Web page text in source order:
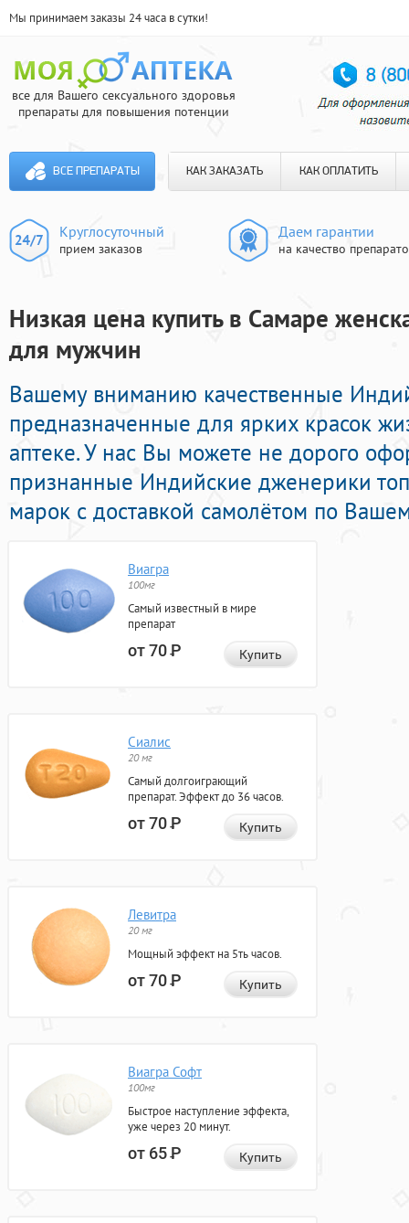
Мы принимаем заказы 24 часа в сутки!
все для Вашего сексуального здоровья
препараты для повышения потенции
ВСЕ ПРЕПАРАТЫ КАК ЗАКАЗАТЬ КАК ОПЛАТИТЬ
Круглосуточный
прием заказов
Даем гарантии
на качество
Низкая цена купить в Самаре
для мужчин
Вашему вниманию качественные
предназначенные для ярких красок
аптеке. У нас Вы можете не дорого
признанные Индийские дженерики
марок с доставкой самолётом по
Виагра
100мг
Самый известный в мире
препарат
от 70Р Купить
Сиалис
20 мг
Самый долгоиграющий
препарат. Эффект до 36 часов.
от 70Р Купить
Левитра
20 мг
Мощный эффект на 5ть часов.
от 70Р Купить
Виагра Софт
100мг
Быстрое наступление эффекта,
уже через 20 минут.
от 65Р Купить